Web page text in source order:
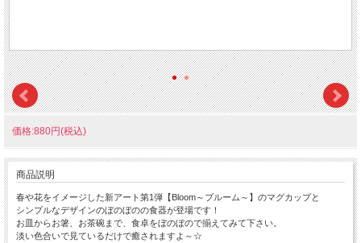
価格:880円(税込)
商品説明
春や花をイメージした新アート第1弾【Bloom～ブルーム～】のマグカップと
シンプルなデザインのぼのぼのの食器が登場です！
お皿からお箸、お茶碗まで、食卓をぼのぼので揃えてみて下さい。
淡い色合いで見ているだけで癒されますよ～☆